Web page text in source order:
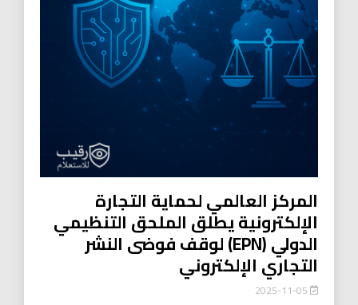
المركز العالمي لحماية التجارة
الإلكترونية يطلق الملحق التنظيمي
الدولي (EPN) لوقف فوضى النشر
التجاري الإلكتروني